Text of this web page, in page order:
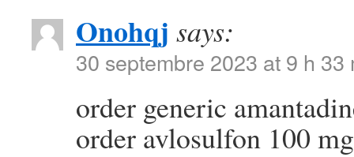
Onohqj says:
30 septembre 2023 at 9 h 33
order generic
order avlosulfon 100